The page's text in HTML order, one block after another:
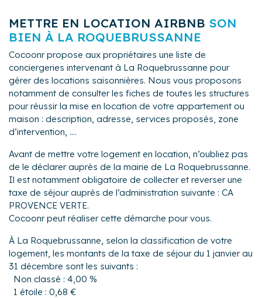
METTRE EN LOCATION AIRBNB SON
BIEN À LA ROQUEBRUSSANNE
Cocoonr propose aux propriétaires une liste de
conciergeries intervenant à La Roquebrussanne pour
gérer des locations saisonnières. Nous vous proposons
notamment de consulter les fiches de toutes les structures
pour réussir la mise en location de votre appartement ou
maison : description, adresse, services proposés, zone
d’intervention, ....
Avant de mettre votre logement en location, n’oubliez pas
de le déclarer auprès de la mairie de La Roquebrussanne.
Il est notamment obligatoire de collecter et reverser une
taxe de séjour auprès de l’administration suivante : CA
PROVENCE VERTE.
Cocoonr peut réaliser cette démarche pour vous.
À La Roquebrussanne, selon la classification de votre
logement, les montants de la taxe de séjour du 1 janvier au
31 décembre sont les suivants :
Non classé : 4,00 %
1 étoile : 0,68 €